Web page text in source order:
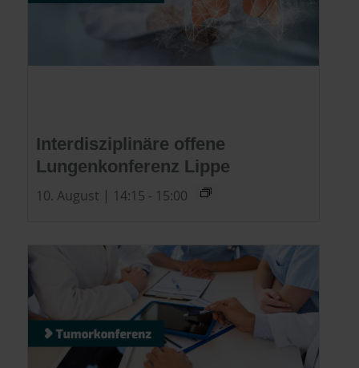
Interdisziplinäre offene
Lungenkonferenz Lippe
10. August | 14:15 - 15:00